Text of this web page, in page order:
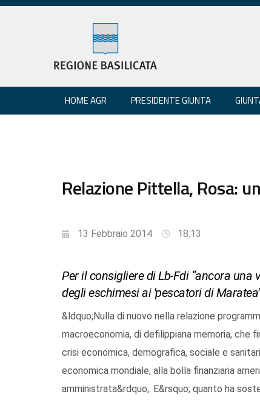
HOME AGR PRESIDENTE GIUNTA
Relazione Pittella, Rosa:
13 Febbraio 2014 18:13
Per il consigliere di Lb-Fdi “ancora
degli eschimesi ai 'pescatori di
&ldquo;Nulla di nuovo nella relazione
macroeconomia, di defilippiana memoria, che
crisi economica, demografica, sociale e
economica mondiale, alla bolla finanziaria
amministrata&rdquo;. E&rsquo; quanto ha